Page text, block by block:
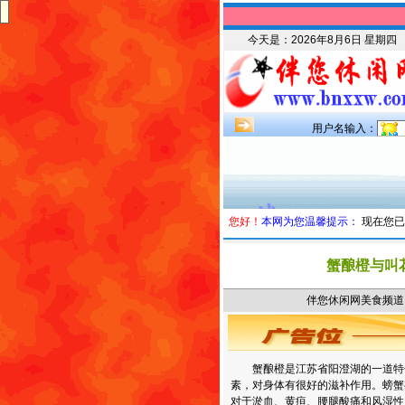
今天是： 2026年8月6日 星期四
用户名输入：
您好！ 本网为您温馨提示： 现在您
蟹酿橙与叫
伴您休闲网美食
蟹酿橙是江苏省阳澄湖的一道
素，对身体有很好的滋补作用。螃
对于淤血、黄疸、腰腿酸痛和风湿